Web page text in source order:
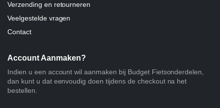
Verzending en retourneren
Veelgestelde vragen
Contact
Account Aanmaken?
Indien u een account wil aanmaken bij Budget Fietsonderdelen,
dan kunt u dat eenvoudig doen tijdens de checkout na het
bestellen.